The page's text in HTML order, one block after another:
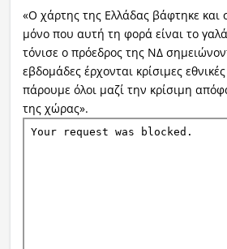
«Ο χάρτης της Ελλάδας βάφτηκε και
μόνο που αυτή τη φορά είναι το
τόνισε ο πρόεδρος της ΝΔ
εβδομάδες έρχονται κρίσιμες
πάρουμε όλοι μαζί την κρίσιμη
της χώρας».